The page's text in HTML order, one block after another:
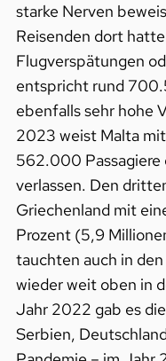
starke Nerven
Reisenden dort
Flugverspätungen
entspricht rund
ebenfalls sehr hohe
2023 weist Malta
562.000
verlassen. Den
Griechenland mit
Prozent (5,9
tauchten auch in
wieder weit oben in
Jahr 2022 gab es
Serbien,